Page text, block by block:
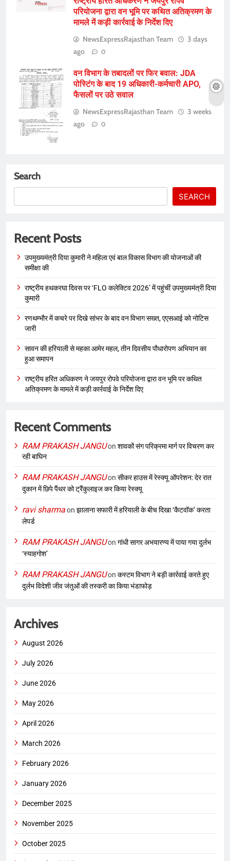
परियोजना द्वारा वन भूमि पर कथित अतिक्रमण के
मामले में कड़ी कार्रवाई के निर्देश दिए
NewsExpressRajasthan Team
3 days
ago
0
वन विभाग के तबादलों पर फिर बवाल: JDA
पोस्टिंग के बाद 19 अधिकारी-कर्मचारी APO,
फैसलों पर उठे सवाल
NewsExpressRajasthan Team
3 weeks
ago
0
Search
SEARCH
Recent Posts
उपमुख्यमंत्री दिया कुमारी ने महिला एवं बाल विकास विभाग की योजनाओं की
समीक्षा की
राष्ट्रीय हथकरघा दिवस पर ‘FLO कलेक्टिव 2026’ में पहुंचीं उपमुख्यमंत्री दिया
कुमारी
रणथम्भौर में कचरे पर दिखे सांभर के बाद वन विभाग सख्त, एएसआई को नोटिस
जारी
सावन की हरियाली से महका आमेर महल, तीन दिवसीय पौधारोपण अभियान का
हुआ समापन
राष्ट्रीय हरित अधिकरण ने जयपुर रोपवे परियोजना द्वारा वन भूमि पर कथित
अतिक्रमण के मामले में कड़ी कार्रवाई के निर्देश दिए
Recent Comments
RAM PRAKASH JANGUon शावकों संग परिक्रमा मार्ग पर विचरण कर
रही बाघिन
RAM PRAKASH JANGUon सीकर हाउस में रेस्क्यू ऑपरेशन: देर रात
दुकान में छिपे पैंथर को ट्रैंकुलाइज कर किया रेस्क्यू
ravi sharmaon झालाना सफारी में हरियाली के बीच दिखा ‘कैटवॉक’ करता
लेपर्ड
RAM PRAKASH JANGUon गांधी सागर अभयारण्य में पाया गया दुर्लभ
‘स्याहगोश’
RAM PRAKASH JANGUon कस्टम विभाग ने बड़ी कार्रवाई करते हुए
दुर्लभ विदेशी जीव जंतुओं की तस्करी का किया भंडाफोड़
Archives
August 2026
July 2026
June 2026
May 2026
April 2026
March 2026
February 2026
January 2026
December 2025
November 2025
October 2025